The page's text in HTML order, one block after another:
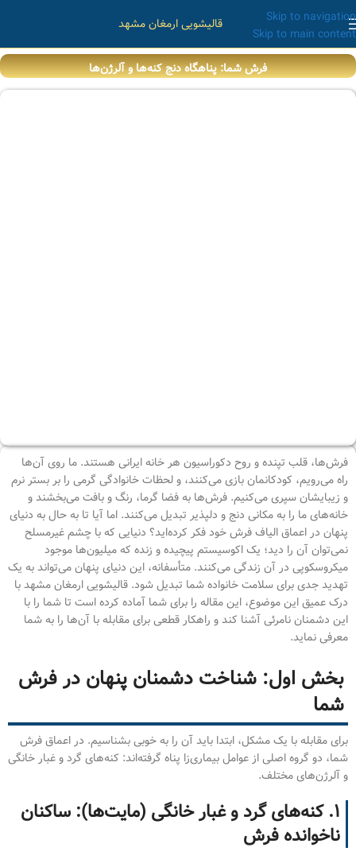
Skip to navigation
Skip to main content
قالیشویی ارمغان مشهد
فرش شما: پناهگاه دنج کنه‌ها و آلرژن‌ها
فرش‌ها، قلب تپنده و روح دکوراسیون هر خانه ایرانی هستند. ما روی آن‌ها
راه می‌رویم، کودکانمان بازی می‌کنند، و لحظات خانوادگی گرمی را بر بستر نرم
و زیبایشان سپری می‌کنیم. فرش‌ها به فضا گرما، رنگ و بافت می‌بخشند و
خانه‌های ما را به مکانی دنج و دلپذیر تبدیل می‌کنند. اما آیا تا به حال به دنیای
پنهان در اعماق الیاف فرش خود فکر کرده‌اید؟ دنیایی که با چشم غیرمسلح
نمی‌توان آن را دید؛ یک اکوسیستم پیچیده و زنده که میلیون‌ها موجود
میکروسکوپی در آن زندگی می‌کنند. متأسفانه، این دنیای پنهان می‌تواند به یک
تهدید جدی برای سلامت خانواده شما تبدیل شود. قالیشویی ارمغان مشهد با
درک عمیق این موضوع، این مقاله را برای شما آماده کرده است تا شما را با
این دشمنان نامرئی آشنا کند و راهکار قطعی برای مقابله با آن‌ها را به شما
معرفی نماید.
بخش اول: شناخت دشمنان پنهان در فرش
شما
برای مقابله با یک مشکل، ابتدا باید آن را به خوبی بشناسیم. در اعماق فرش
شما، دو گروه اصلی از عوامل بیماری‌زا پناه گرفته‌اند: کنه‌های گرد و غبار خانگی
و آلرژن‌های مختلف.
۱. کنه‌های گرد و غبار خانگی (مایت‌ها): ساکنان
ناخوانده فرش